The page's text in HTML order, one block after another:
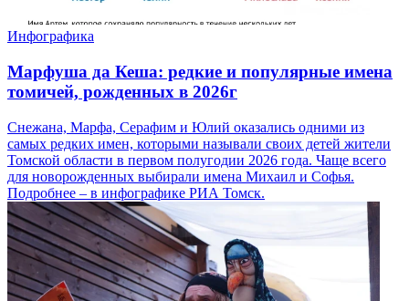
Инфографика
Марфуша да Кеша: редкие и популярные имена
томичей, рожденных в 2026г
Снежана, Марфа, Серафим и Юлий оказались одними из
самых редких имен, которыми называли своих детей жители
Томской области в первом полугодии 2026 года. Чаще всего
для новорожденных выбирали имена Михаил и Софья.
Подробнее – в инфографике РИА Томск.